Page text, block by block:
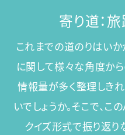
寄り道：
これまでの道のりはいか
に関して様々な角度か
情報量が多く整理しき
いでしょうか。そこで、こ
クイズ形式で振り返り